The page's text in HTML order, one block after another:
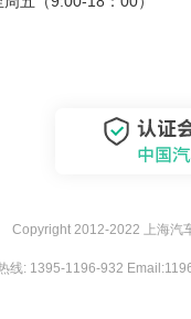
Copyright 2012-2022 上海汽
线: 1395-1196-932